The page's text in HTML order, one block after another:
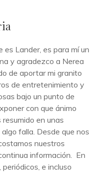
es Lander, es para mí un
y agradezco a Nerea
de aportar mi granito
de entretenimiento y
bajo un punto de
con que ánimo
en unas
falla. Desde que nos
nuestros
información. En
e incluso